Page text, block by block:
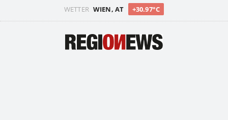
WETTER WIEN, AT +30.97°C